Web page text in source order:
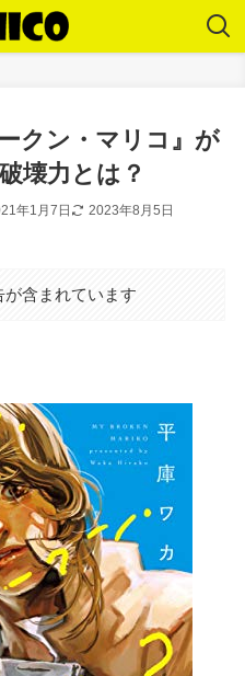
クン・マリコ』が
壊力とは？
年1月7日
2023年8月5日
含まれています